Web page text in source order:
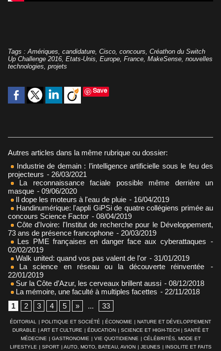
Tags :Amériques, candidature, Cisco, concours, Créathon du Switch
Up Challenge 2016, Etats-Unis, Europe, France, MakeSense, nouvelles
technologies, projets
Save
Autres articles dans la même rubrique ou dossier:
Industrie de demain : l’intelligence artificielle sous le feu des
projecteurs - 26/03/2021
La reconnaissance faciale possible même derrière un
masque - 09/06/2020
Il dope les moteurs à l'eau de pluie - 16/04/2019
Handinumérique: l'appli GiPSi de quatre collégiens primée au
concours Science Factor - 08/04/2019
Côte d'Ivoire: l'Institut de recherche pour le Développement,
73 ans de présence francophone - 20/03/2019
Les PME françaises en danger face aux cyberattaques -
02/02/2019
Walk united: quand vos pas valent de l'or - 31/01/2019
La science en réseau ou la découverte réinventée
-
22/01/2019
Sur la Côte d’Azur, les cerveaux brillent aussi - 08/12/2018
La mémoire, une faculté à multiples facettes - 22/11/2018
1
2 3 4 5 » ... 33
ÉDITORIAL | POLITIQUE ET SOCIÉTÉ | ÉCONOMIE | NATURE ET DÉVELOPPEMENT
DURABLE | ART ET CULTURE | ÉDUCATION | SCIENCE ET HIGH-TECH | SANTÉ ET
MÉDECINE | GASTRONOMIE | VIE QUOTIDIENNE | CÉLÉBRITÉS, MODE ET
LIFESTYLE | SPORT | AUTO, MOTO, BATEAU, AVION | JEUNES | INSOLITE ET FAITS